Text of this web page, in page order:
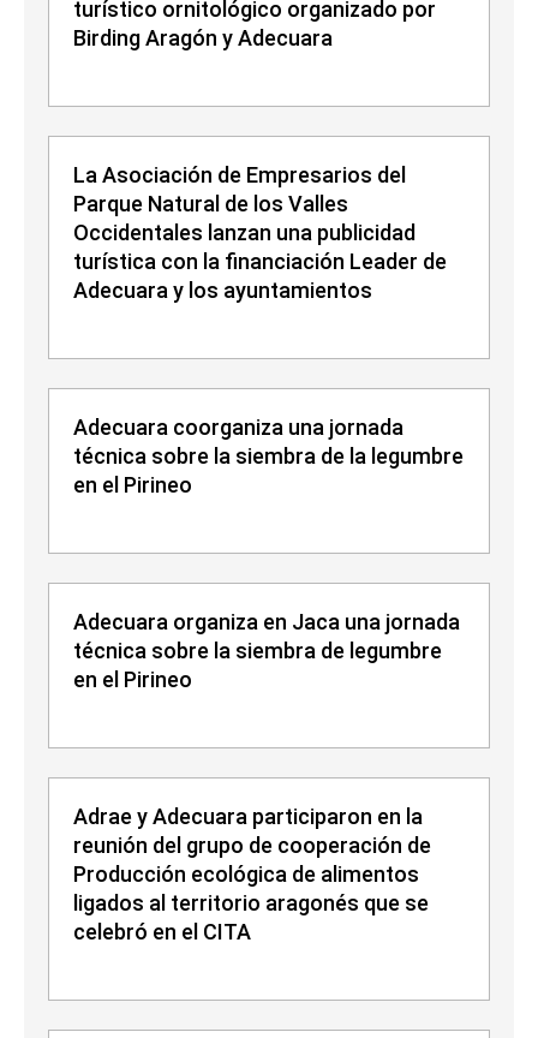
turístico ornitológico organizado por
Birding Aragón y Adecuara
La Asociación de Empresarios del
Parque Natural de los Valles
Occidentales lanzan una publicidad
turística con la financiación Leader de
Adecuara y los ayuntamientos
Adecuara coorganiza una jornada
técnica sobre la siembra de la legumbre
en el Pirineo
Adecuara organiza en Jaca una jornada
técnica sobre la siembra de legumbre
en el Pirineo
Adrae y Adecuara participaron en la
reunión del grupo de cooperación de
Producción ecológica de alimentos
ligados al territorio aragonés que se
celebró en el CITA